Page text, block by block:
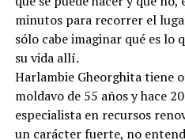
minutos para recorrer el
sólo cabe imaginar qué es lo
su vida allí.
Harlambie Gheorghita tiene
moldavo de 55 años y hace
especialista en recursos
un carácter fuerte, no